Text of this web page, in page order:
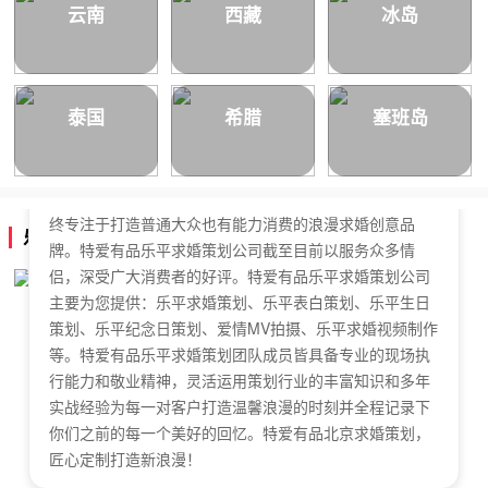
云南 西藏 冰岛
泰国 希腊 塞班岛
乐平求婚策划公司简介
特爱有品乐平求婚策划公司，于2018年正式成立，是国内
终专注于打造普通大众也有能力消费的浪漫求婚创意品
牌。特爱有品乐平求婚策划公司截至目前以服务众多情
侣，深受广大消费者的好评。特爱有品乐平求婚策划公司
主要为您提供：乐平求婚策划、乐平表白策划、乐平生日
策划、乐平纪念日策划、爱情MV拍摄、乐平求婚视频制作
等。特爱有品乐平求婚策划团队成员皆具备专业的现场执
行能力和敬业精神，灵活运用策划行业的丰富知识和多年
实战经验为每一对客户打造温馨浪漫的时刻并全程记录下
你们之前的每一个美好的回忆。特爱有品北京求婚策划，
匠心定制打造新浪漫！